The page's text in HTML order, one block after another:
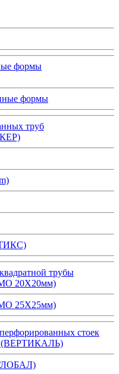
формы
формы
труб
трубы
20Х20мм)
25Х25мм)
стоек
(ВЕРТИКАЛЬ)